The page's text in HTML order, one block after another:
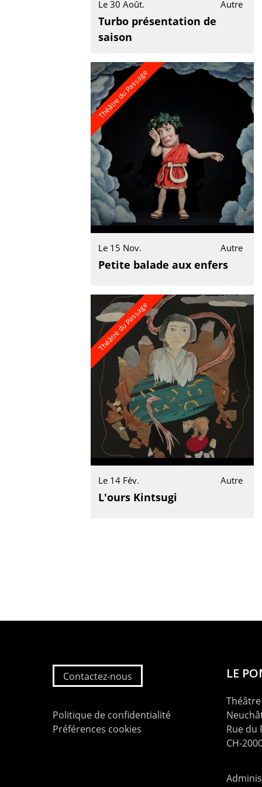
Le 30 Août. Autre
Turbo présentation de
saison
Théâtre du Passage
Le 15 Nov. Autre
Petite balade aux enfers
Théâtre du Passage
Le 14 Fév. Autre
L'ours Kintsugi
Contactez-nous
Politique de confidentialité
Préférences cookies
LE
Rue du
CH-